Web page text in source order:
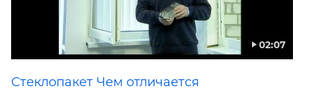
02:07
Стеклопакет Чем отличается